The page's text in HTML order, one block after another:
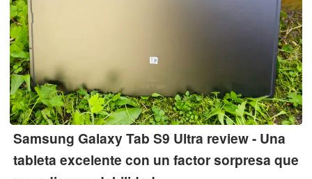
Samsung Galaxy Tab S9 Ultra review - Una
tableta excelente con un factor sorpresa que